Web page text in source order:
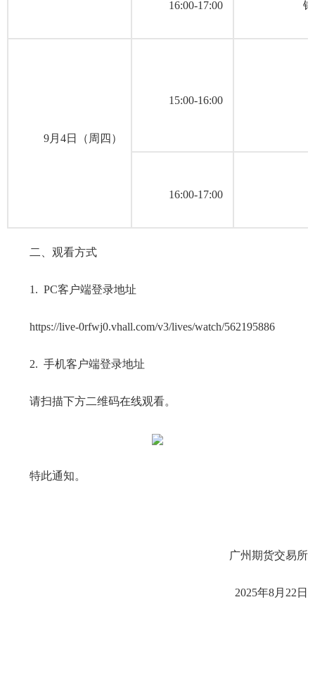
16:00-17:00
9月4日（周四）
15:00-16:00
16:00-17:00
二、观看方式
1. PC客户端登录地址
https://live-0rfwj0.vhall.com/v3/lives/watch/562195886
2. 手机客户端登录地址
请扫描下方二维码在线观看。
特此通知。
广州期货交易所
2025年8月22日